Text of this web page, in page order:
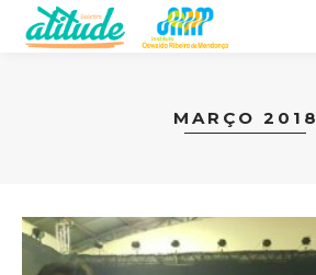
MARÇO 2018